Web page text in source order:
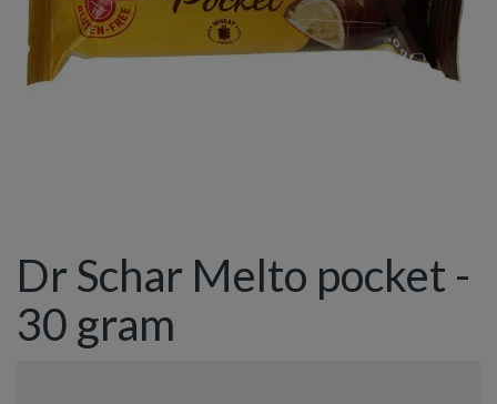
Dr Schar Melto pocket -
30 gram